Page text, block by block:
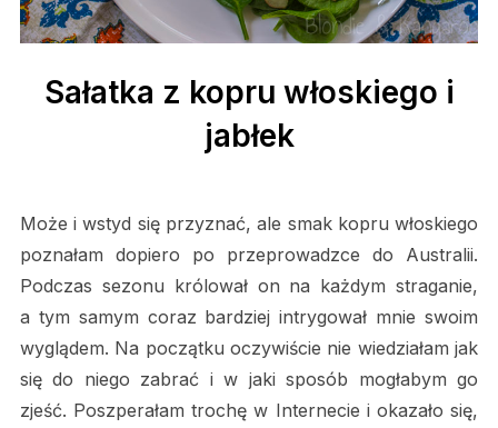
Sałatka z kopru włoskiego i
jabłek
Może i wstyd się przyznać, ale smak kopru włoskiego
poznałam dopiero po przeprowadzce do Australii.
Podczas sezonu królował on na każdym straganie,
a tym samym coraz bardziej intrygował mnie swoim
wyglądem. Na początku oczywiście nie wiedziałam jak
się do niego zabrać i w jaki sposób mogłabym go
zjeść. Poszperałam trochę w Internecie i okazało się,